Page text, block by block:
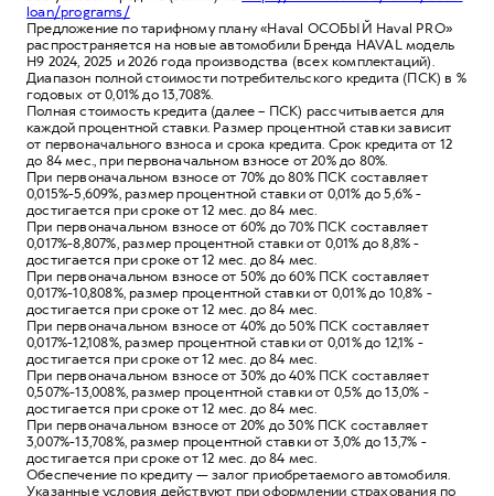
loan/programs/
Предложение по тарифному плану «Haval ОСОБЫЙ Haval PRO»
распространяется на новые автомобили Бренда HAVAL модель
Н9 2024, 2025 и 2026 года производства (всех комплектаций).
Диапазон полной стоимости потребительского кредита (ПСК) в %
годовых от 0,01% до 13,708%.
Полная стоимость кредита (далее – ПСК) рассчитывается для
каждой процентной ставки. Размер процентной ставки зависит
от первоначального взноса и срока кредита. Срок кредита от 12
до 84 мес., при первоначальном взносе от 20% до 80%.
При первоначальном взносе от 70% до 80% ПСК составляет
0,015%-5,609%, размер процентной ставки от 0,01% до 5,6% -
достигается при сроке от 12 мес. до 84 мес.
При первоначальном взносе от 60% до 70% ПСК составляет
0,017%-8,807%, размер процентной ставки от 0,01% до 8,8% -
достигается при сроке от 12 мес. до 84 мес.
При первоначальном взносе от 50% до 60% ПСК составляет
0,017%-10,808%, размер процентной ставки от 0,01% до 10,8% -
достигается при сроке от 12 мес. до 84 мес.
При первоначальном взносе от 40% до 50% ПСК составляет
0,017%-12,108%, размер процентной ставки от 0,01% до 12,1% -
достигается при сроке от 12 мес. до 84 мес.
При первоначальном взносе от 30% до 40% ПСК составляет
0,507%-13,008%, размер процентной ставки от 0,5% до 13,0% -
достигается при сроке от 12 мес. до 84 мес.
При первоначальном взносе от 20% до 30% ПСК составляет
3,007%-13,708%, размер процентной ставки от 3,0% до 13,7% -
достигается при сроке от 12 мес. до 84 мес.
Обеспечение по кредиту — залог приобретаемого автомобиля.
Указанные условия действуют при оформлении страхования по